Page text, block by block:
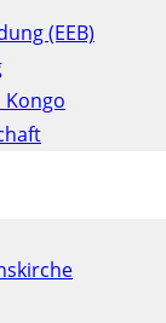
(EEB)